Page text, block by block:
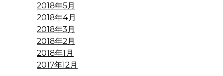
2018年5月
2018年4月
2018年3月
2018年2月
2018年1月
2017年12月